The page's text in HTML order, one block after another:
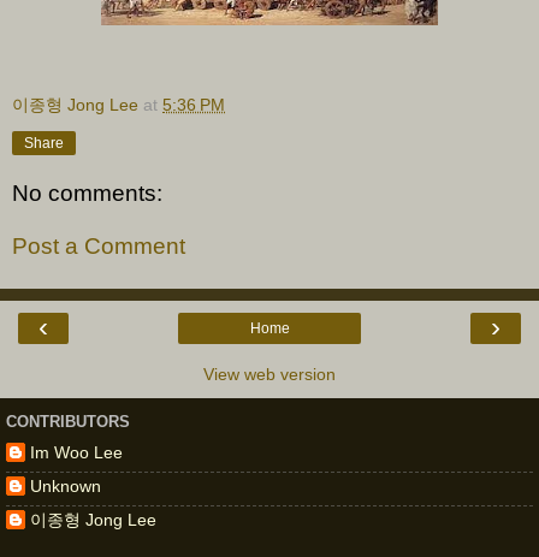
이종형 Jong Lee at 5:36 PM
Share
No comments:
Post a Comment
‹ ›
Home
View web version
CONTRIBUTORS
Im Woo Lee
Unknown
이종형 Jong Lee